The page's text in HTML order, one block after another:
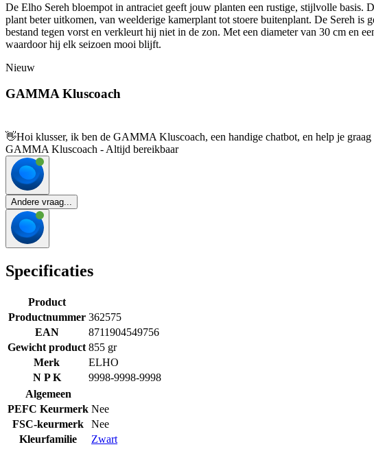
De Elho Sereh bloempot in antraciet geeft jouw planten een rustige, stijlvolle basis.
plant beter uitkomen, van weelderige kamerplant tot stoere buitenplant. De Sereh
bestand tegen vorst en verkleurt hij niet in de zon. Met een diameter van 30 cm en
waardoor hij elk seizoen mooi blijft.
Nieuw
GAMMA Kluscoach
👋Hoi klusser, ik ben de GAMMA Kluscoach, een handige chatbot, en help je graag
GAMMA Kluscoach - Altijd bereikbaar
Andere vraag...
Specificaties
Product
Productnummer 362575
EAN
8711904549756
Gewicht product 855 gr
Merk
ELHO
N P K
9998-9998-9998
Algemeen
PEFC Keurmerk Nee
FSC-keurmerk
Nee
Kleurfamilie
Zwart